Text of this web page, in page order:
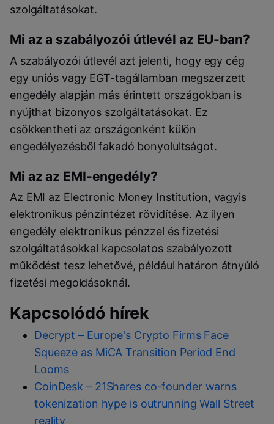
szolgáltatásokat.
Mi az a szabályozói útlevél az EU-ban?
A szabályozói útlevél azt jelenti, hogy egy cég
egy uniós vagy EGT-tagállamban megszerzett
engedély alapján más érintett országokban is
nyújthat bizonyos szolgáltatásokat. Ez
csökkentheti az országonként külön
engedélyezésből fakadó bonyolultságot.
Mi az az EMI-engedély?
Az EMI az Electronic Money Institution, vagyis
elektronikus pénzintézet rövidítése. Az ilyen
engedély elektronikus pénzzel és fizetési
szolgáltatásokkal kapcsolatos szabályozott
működést tesz lehetővé, például határon átnyúló
fizetési megoldásoknál.
Kapcsolódó hírek
Decrypt – Europe's Crypto Firms Face
Squeeze as MiCA Transition Period End
Looms
CoinDesk – 21Shares co-founder warns
tokenization hype is outrunning Wall Street
reality